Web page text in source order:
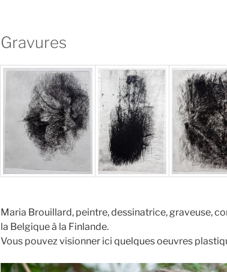
Gravures
Maria Brouillard, peintre, dessinatrice, graveuse,
la Belgique à la Finlande.
Vous pouvez visionner ici quelques oeuvres